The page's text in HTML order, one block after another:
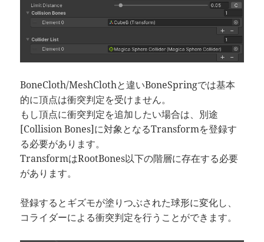
BoneCloth/MeshClothと違いBoneSpringでは基本
的に頂点は衝突判定を受けません。
もし頂点に衝突判定を追加したい場合は、別途
[Collision Bones]に対象となるTransformを登録す
る必要があります。
TransformはRootBones以下の階層に存在する必要
があります。
登録するとギズモが塗りつぶされた球形に変化し、
コライダーによる衝突判定を行うことができます。